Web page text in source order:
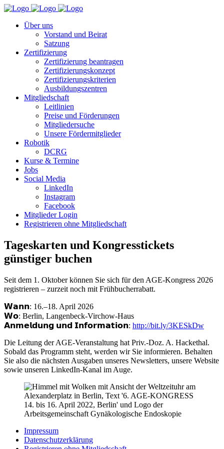
Über uns
Vorstand und Beirat
Satzung
Zertifizierung
Zertifizierung beantragen
Zertifizierungskonzept
Zertifizierungskriterien
Ausbildungszentren
Mitgliedschaft
Leitlinien
Preise und Förderungen
Mitgliedersuche
Unsere Fördermitglieder
Robotik
DCRG
Kurse & Termine
Jobs
Social Media
LinkedIn
Instagram
Facebook
Mitglieder Login
Registrieren ohne Mitgliedschaft
Tageskarten und Kongresstickets
günstiger buchen
Seit dem 1. Oktober können Sie sich für den AGE-Kongress 2026
registrieren – zurzeit noch mit Frühbucherrabatt.
𝗪𝗮𝗻𝗻: 16.–18. April 2026
𝗪𝗼: Berlin, Langenbeck-Virchow-Haus
𝗔𝗻𝗺𝗲𝗹𝗱𝘂𝗻𝗴 𝘂𝗻𝗱 𝗜𝗻𝗳𝗼𝗿𝗺𝗮𝘁𝗶𝗼𝗻: http://bit.ly/3KESkDw
Die Leitung der AGE-Veranstaltung hat Priv.-Doz. A. Hackethal.
Sobald das Programm steht, werden wir Sie informieren. Behalten
Sie also die nächsten Ausgaben unseres Newsletters, unsere Website
sowie unseren LinkedIn-Kanal im Auge.
Impressum
Datenschutzerklärung